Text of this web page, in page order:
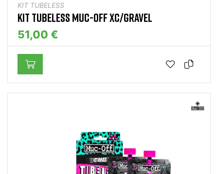
KIT TUBELESS
KIT TUBELESS MUC-OFF XC/GRAVEL
51,00 €